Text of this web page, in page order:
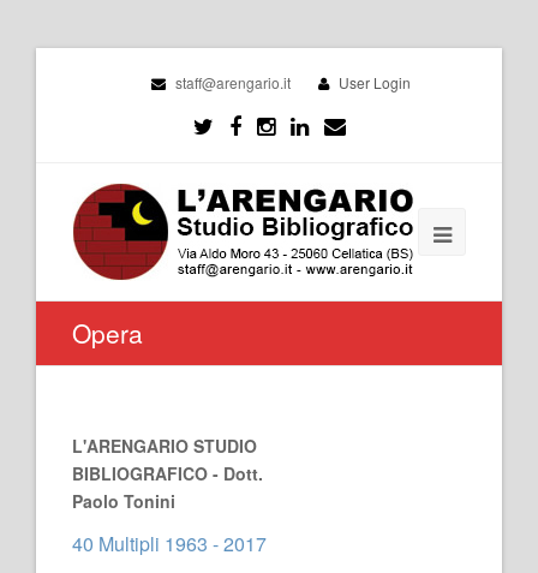
staff@arengario.it User Login
Opera
L'ARENGARIO STUDIO
BIBLIOGRAFICO - Dott.
Paolo Tonini
40 Multipli 1963 - 2017